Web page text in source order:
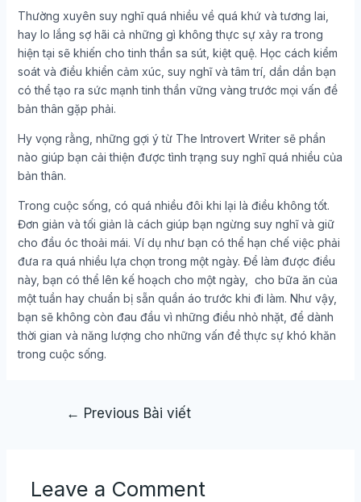
Thường xuyên suy nghĩ quá nhiều về quá khứ và tương lai,
hay lo lắng sợ hãi cả những gì không thực sự xảy ra trong
hiện tại sẽ khiến cho tinh thần sa sút, kiệt quệ. Học cách kiểm
soát và điều khiển cảm xúc, suy nghĩ và tâm trí, dần dần bạn
có thể tạo ra sức mạnh tinh thần vững vàng trước mọi vấn đề
bản thân gặp phải.
Hy vọng rằng, những gợi ý từ The Introvert Writer sẽ phần
nào giúp bạn cải thiện được tình trạng suy nghĩ quá nhiều của
bản thân.
Trong cuộc sống, có quá nhiều đôi khi lại là điều không tốt.
Đơn giản và tối giản là cách giúp bạn ngừng suy nghĩ và giữ
cho đầu óc thoải mái. Ví dụ như bạn có thể hạn chế việc phải
đưa ra quá nhiều lựa chọn trong một ngày. Để làm được điều
này, bạn có thể lên kế hoạch cho một ngày, cho bữa ăn của
một tuần hay chuẩn bị sẵn quần áo trước khi đi làm. Như vậy,
bạn sẽ không còn đau đầu vì những điều nhỏ nhặt, để dành
thời gian và năng lượng cho những vấn đề thực sự khó khăn
trong cuộc sống.
← Previous Bài viết
Leave a Comment